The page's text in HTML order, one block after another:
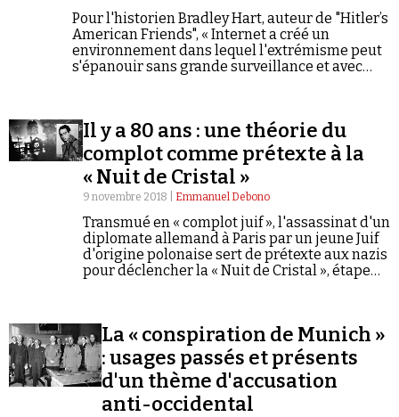
Faire un don
Demander à Vera
Se connecter
Pour l'historien Bradley Hart, auteur de "Hitler’s
American Friends", « Internet a créé un
environnement dans lequel l'extrémisme peut
s'épanouir sans grande surveillance et avec
Il y a 80 ans : une théorie du
complot comme prétexte à la
« Nuit de Cristal »
9 novembre 2018 | Emmanuel Debono
Transmué en « complot juif », l'assassinat d'un
diplomate allemand à Paris par un jeune Juif
d'origine polonaise sert de prétexte aux nazis
pour déclencher la « Nuit de Cristal », étape
La « conspiration de Munich »
: usages passés et présents
d'un thème d'accusation
anti-occidental